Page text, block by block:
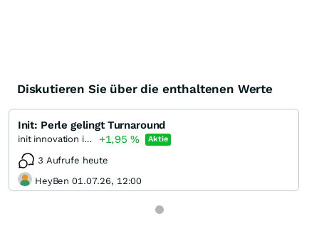
Diskutieren Sie über die enthaltenen Werte
Init: Perle gelingt Turnaround
init innovation in traffic systems +1,95% Aktie
3 Aufrufe heute
HeyBen 01.07.26, 12:00